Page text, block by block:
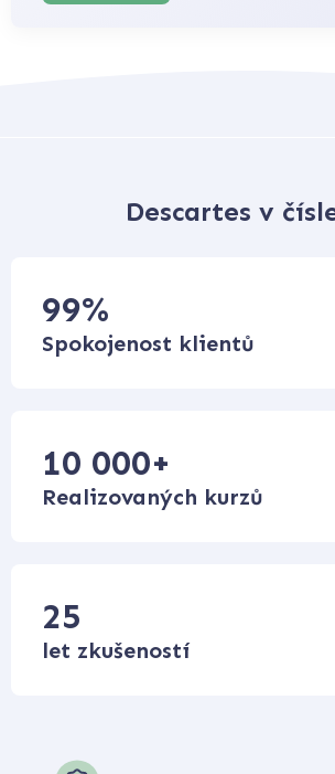
Descartes v
99%
Spokojenost klientů
10 000+
Realizovaných kurzů
25
let zkušeností